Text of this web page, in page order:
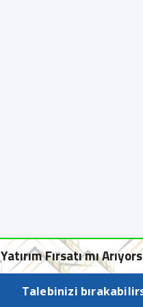
Yatırım Fırsatı mı
Talebinizi